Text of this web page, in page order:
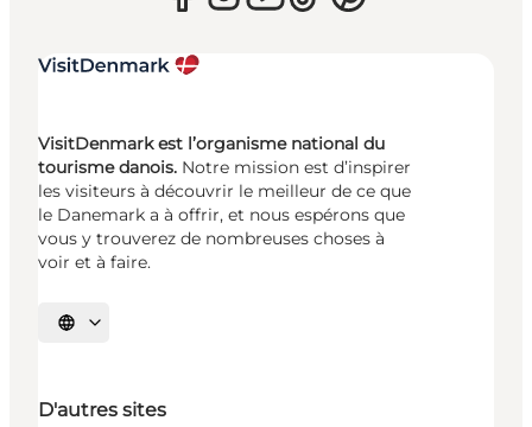
VisitDenmark est l’organisme national du
tourisme danois. Notre mission est d’inspirer
les visiteurs à découvrir le meilleur de ce que
le Danemark a à offrir, et nous espérons que
vous y trouverez de nombreuses choses à
voir et à faire.
Choisissez la langue
D'autres sites